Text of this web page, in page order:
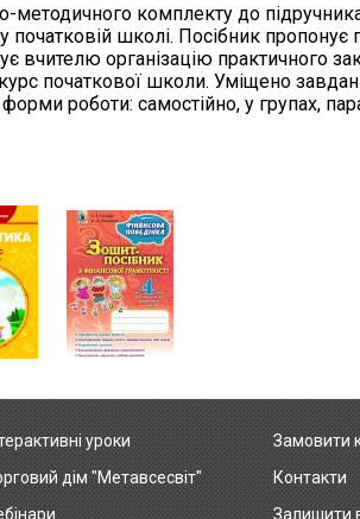
комплекту до
початковій школі. Посібник пропонує
вчителю організацію практичного
початкової школи. Уміщено
форми роботи: самостійно, у групах,
уроки
дім "Метавсесвіт"
Замовити
Контакти
Залишити